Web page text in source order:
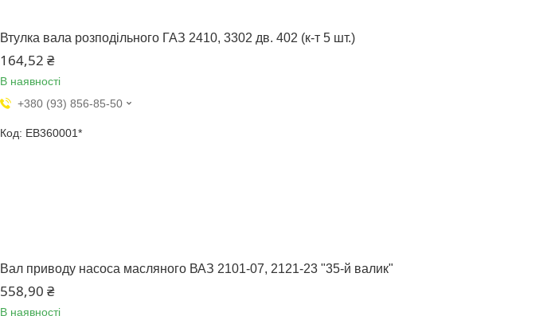
Втулка вала розподільного ГАЗ 2410, 3302 дв. 402 (к-т 5 шт.)
164,52 ₴
В наявності
+380 (93) 856-85-50
EB360001*
Вал приводу насоса масляного ВАЗ 2101-07, 2121-23 "35-й валик"
558,90 ₴
В наявності